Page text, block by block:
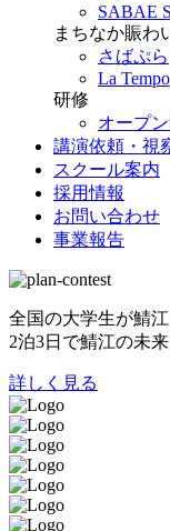
SABAE
まちなか賑わ
さばぷら
La Tempo
研修
オープ
講演依頼・視
スクール案内
採用情報
お問い合わせ
事業報告
全国の大学生が鯖
2泊3日で鯖江の未
詳しく見る